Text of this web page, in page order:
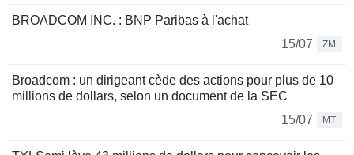
BROADCOM INC. : BNP Paribas à l'achat
15/07
ZM
Broadcom : un dirigeant cède des actions pour plus de 10
millions de dollars, selon un document de la SEC
15/07
MT